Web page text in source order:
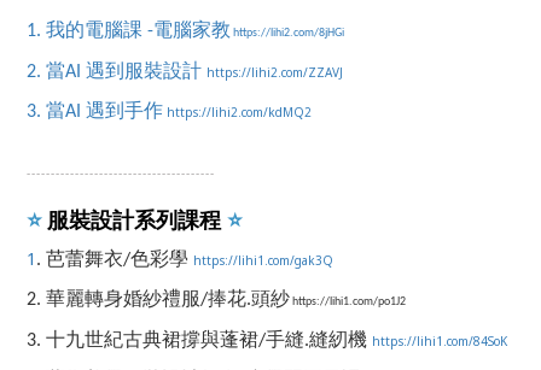
1. 我的電腦課 -電腦家教 https://lihi2.com/8jHGi
2. 當AI 遇到服裝設計 https://lihi2.com/ZZAVJ
3. 當AI 遇到手作 https://lihi2.com/kdMQ2
---------------------------------------
⭐️ 服裝設計系列課程 ⭐️
1 . 芭蕾舞衣/色彩學 https://lihi1.com/gak3Q
2. 華麗轉身婚紗禮服/捧花.頭紗 https://lihi1.com/po1J2
3. 十九世紀古典裙撐與蓬裙/手縫.縫紉機 https://lihi1.com/84SoK